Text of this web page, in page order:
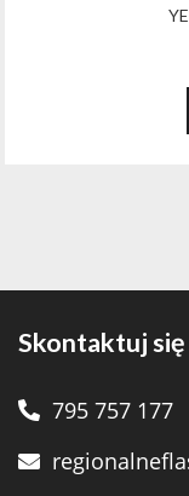
Skontaktuj się
795 757 177